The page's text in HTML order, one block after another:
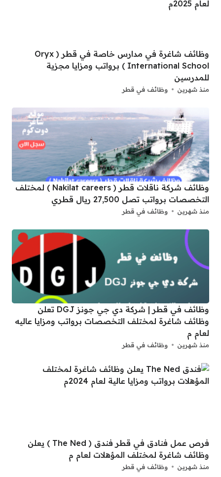
وظائف شاغرة في مدارس خاصة في قطر ( Oryx
International School ) برواتب ومزايا مجزية
للمدرسين
منذ شهرين وظائف في قطر
وظائف شركة ناقلات قطر ( Nakilat careers ) لمختلف
التخصصات برواتب تصل 27,500 ريال قطري
منذ شهرين وظائف في قطر
وظائف في قطر | شركة دي جي جونز DGJ تعلن
وظائف شاغرة لمختلف التخصصات برواتب ومزايا عاليه
لعام م
منذ شهرين وظائف في قطر
فرص عمل فنادق في قطر فندق ( The Ned ) يعلن
وظائف شاغرة لمختلف المؤهلات لعام م
منذ شهرين وظائف في قطر